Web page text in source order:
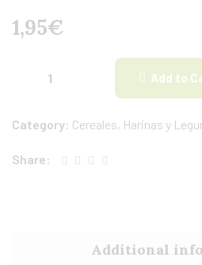
1,95€
Add to
Category: Cereales, Harinas y
Share:
Additional